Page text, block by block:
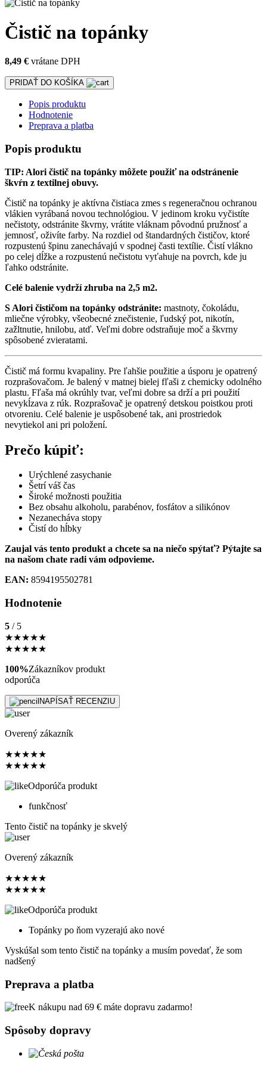
Čistič na topánky
8,49 € vrátane DPH
PRIDAŤ DO KOŠÍKA
Popis produktu
Hodnotenie
Preprava a platba
Popis produktu
TIP: Alori čistič na topánky môžete použiť na odstránenie
škvŕn z textilnej obuvy.
Čistič na topánky je aktívna čistiaca zmes s regeneračnou ochranou
vlákien vyrábaná novou technológiou. V jedinom kroku vyčistíte
nečistoty, odstránite škvrny, vrátite vláknam pôvodnú pružnosť a
jemnosť, oživíte farby. Na rozdiel od štandardných čističov, ktoré
rozpustenú špinu zanechávajú v spodnej časti textílie. Čistí vlákno
po celej dĺžke a rozpustenú nečistotu vyťahuje na povrch, kde ju
ľahko odstránite.
Celé balenie vydrží zhruba na 2,5 m2.
S Alori čističom na topánky odstránite: mastnoty, čokoládu,
mliečne výrobky, všeobecné znečistenie, ľudský pot, nikotín,
zažltnutie, hnilobu, atď. Veľmi dobre odstraňuje moč a škvrny
spôsobené zvieratami.
Čistič má formu kvapaliny. Pre ľahšie použitie a úsporu je opatrený
rozprašovačom. Je balený v matnej bielej fľaši z chemicky odolného
plastu. Fľaša má okrúhly tvar, veľmi dobre sa drží a pri použití
nevykĺzava z rúk. Rozprašovač je opatrený detskou poistkou proti
otvoreniu. Celé balenie je uspôsobené tak, ani prostriedok
nevytiekol ani pri položení.
Prečo kúpiť:
Urýchlené zasychanie
Šetrí váš čas
Široké možnosti použitia
Bez obsahu alkoholu, parabénov, fosfátov a silikónov
Nezanecháva stopy
Čistí do hĺbky
Zaujal vás tento produkt a chcete sa na niečo spýtať? Pýtajte sa
na našom chate radi vám odpovieme.
EAN: 8594195502781
Hodnotenie
5 / 5
★★★★★
★★★★★
100%Zákazníkov produkt
odporúča
NAPÍSAŤ RECENZIU
Overený zákazník
★★★★★
★★★★★
Odporúča produkt
funkčnosť
Tento čistič na topánky je skvelý
Overený zákazník
★★★★★
★★★★★
Odporúča produkt
Topánky po ňom vyzerajú ako nové
Vyskúšal som tento čistič na topánky a musím povedať, že som
nadšený
Preprava a platba
K nákupu nad 69 € máte dopravu zadarmo!
Spôsoby dopravy